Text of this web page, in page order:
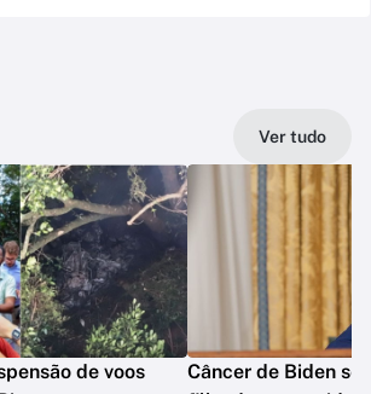
Ver tudo
de voos
Câncer de Biden se